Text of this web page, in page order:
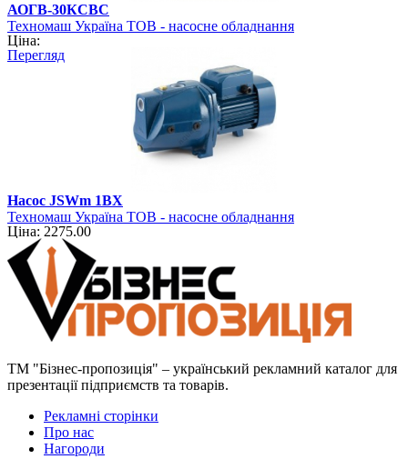
АОГВ-30КСВC
Техномаш Україна ТОВ - насосне обладнання
Ціна:
Перегляд
Насос JSWm 1BХ
Техномаш Україна ТОВ - насосне обладнання
Ціна: 2275.00
ТМ "Бізнес-пропозиція" – український рекламний каталог для
презентації підприємств та товарів.
Рекламні сторінки
Про нас
Нагороди